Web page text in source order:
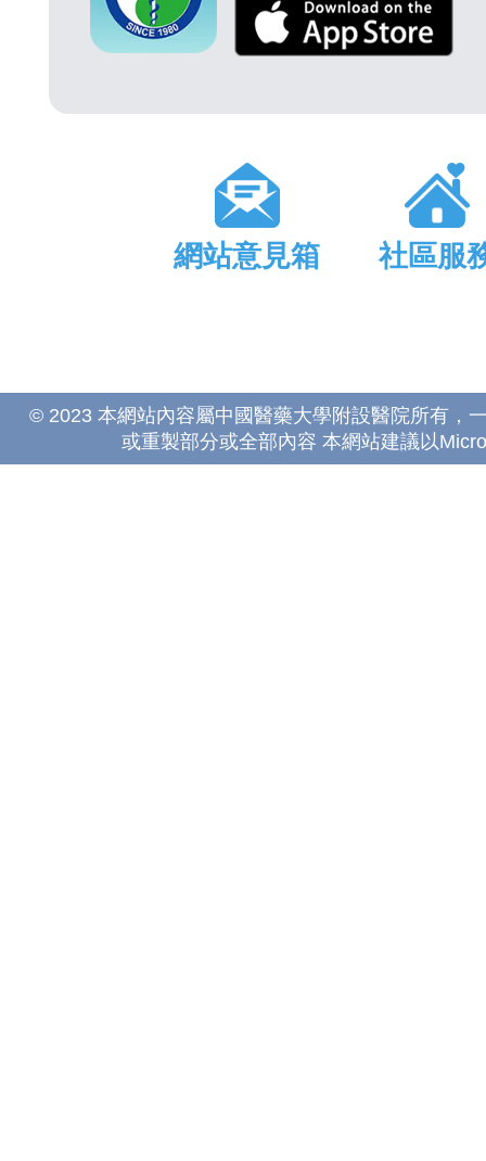
網站意見箱 社區服
© 2023 本網站內容屬中國醫藥大學附設醫院所有，
或重製部分或全部內容 本網站建議以